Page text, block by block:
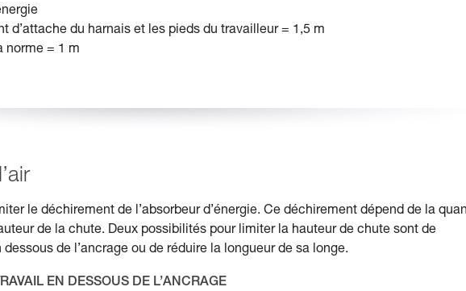
d’attache du harnais et les pieds du travailleur = 1,5 m
norme = 1 m
le déchirement de l’absorbeur d’énergie. Ce déchirement dépend de la
de la chute. Deux possibilités pour limiter la hauteur de chute sont de
de l’ancrage ou de réduire la longueur de sa longe.
EN DESSOUS DE L’ANCRAGE